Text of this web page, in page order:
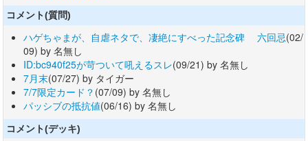
コメント(質問)
ハゲちゃまが、自虐ネタで、凄絶にすべった記念碑 六回忌(02/
09) by 名無し
ID:bc940f25が苛ついて吼えるスレ(09/21) by 名無し
7月末(07/27) by タイガー
7/7限定カード？ (07/09) by 名無し
パッシブの抵抗値(06/16) by 名無し
コメント(デッキ)